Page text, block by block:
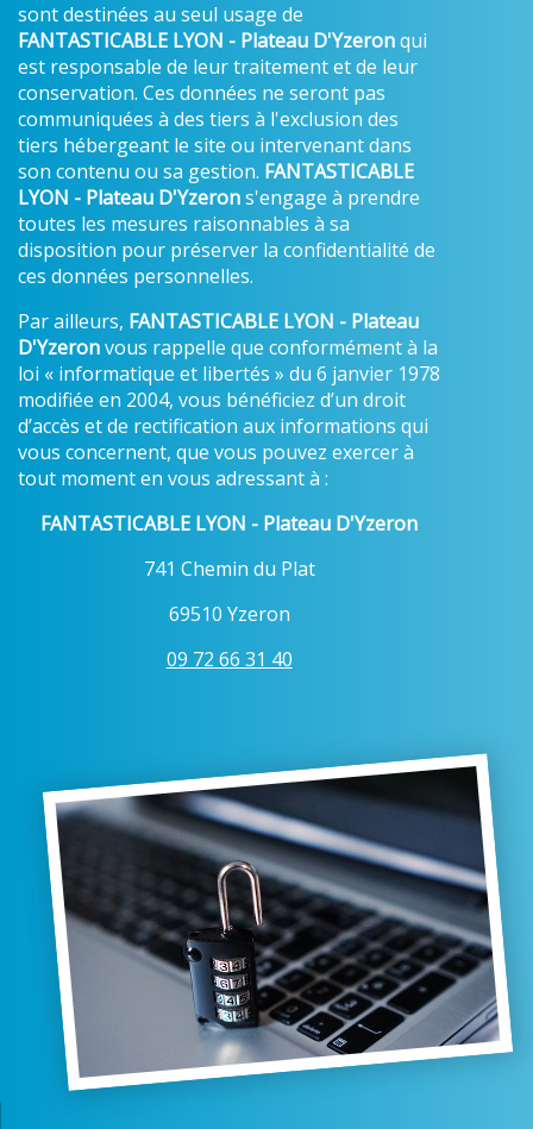
sont destinées au seul usage de
FANTASTICABLE LYON - Plateau D'Yzeronqui
est responsable de leur traitement et de leur
conservation. Ces données ne seront pas
communiquées à des tiers à l'exclusion des
tiers hébergeant le site ou intervenant dans
son contenu ou sa gestion. FANTASTICABLE
LYON - Plateau D'Yzerons'engage à prendre
toutes les mesures raisonnables à sa
disposition pour préserver la confidentialité de
ces données personnelles.
Par ailleurs, FANTASTICABLE LYON - Plateau
D'Yzeronvous rappelle que conformément à la
loi « informatique et libertés » du 6 janvier 1978
modifiée en 2004, vous bénéficiez d’un droit
d’accès et de rectification aux informations qui
vous concernent, que vous pouvez exercer à
tout moment en vous adressant à :
FANTASTICABLE LYON - Plateau D'Yzeron
741 Chemin du Plat
69510 Yzeron
09 72 66 31 40